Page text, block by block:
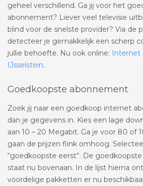
geheel verschillend. Ga jij voor het
abonnement? Liever veel televisie
blind voor de snelste provider? Via de
detecteer je gemakkelijk een scherp
jullie behoefte. Nu ook online: Internet
IJsselstein.
Goedkoopste abonnement
Zoek jij naar een goedkoop internet
dan je gegevens in. Kies een lage
aan 10 – 20 Megabit. Ga je voor 80 of
gaan de prijzen flink omhoog.
“goedkoopste eerst”. De
staat nu bovenaan. In de lijst hierna
voordelige pakketten er nu